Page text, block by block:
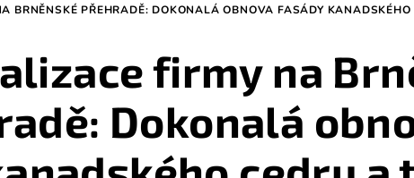
BRNĚNSKÉ PŘEHRADĚ: DOKONALÁ OBNOVA FASÁDY
firmy na
Dokonalá